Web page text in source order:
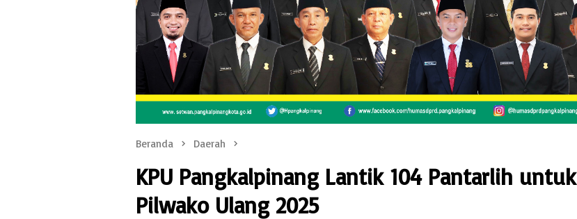
Beranda Daerah
KPU Pangkalpinang Lantik 104 Pantarlih untuk
Pilwako Ulang 2025